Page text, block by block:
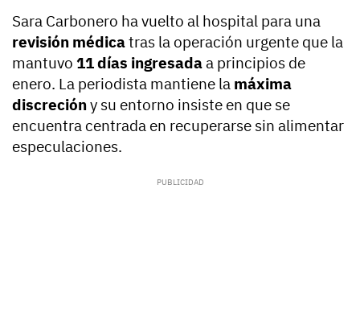
Sara Carbonero ha vuelto al hospital para una
revisión médicatras la operación urgente que la
mantuvo 11 días ingresadaa principios de
enero. La periodista mantiene la máxima
discrecióny su entorno insiste en que se
encuentra centrada en recuperarse sin alimentar
especulaciones.